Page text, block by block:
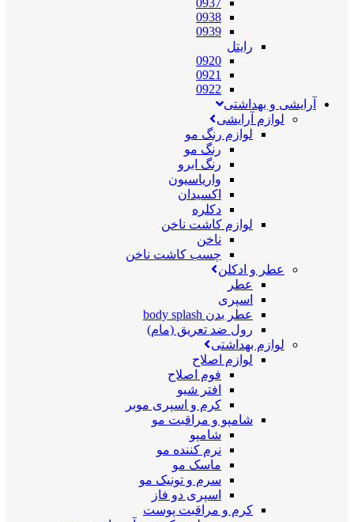
0937
0938
0939
رایتل
0920
0921
0922
آرایشی و بهداشتی
لوازم آرایشی
لوازم رنگ مو
رنگ مو
رنگ ابرو
واریاسیون
اکسیدان
دکلره
لوازم کاشت ناخن
ناخن
چسب کاشت ناخن
عطر و ادکلن
عطر
اسپری
عطر بدن body splash
رول ضد تعریق (مام)
لوازم بهداشتی
لوازم اصلاح
فوم اصلاح
افتر شیو
کرم و اسپری موبر
شامپو و مراقبت مو
شامپو
نرم کننده مو
ماسک مو
سرم و تونیک مو
اسپری دو فاز
کرم و مراقبت پوست